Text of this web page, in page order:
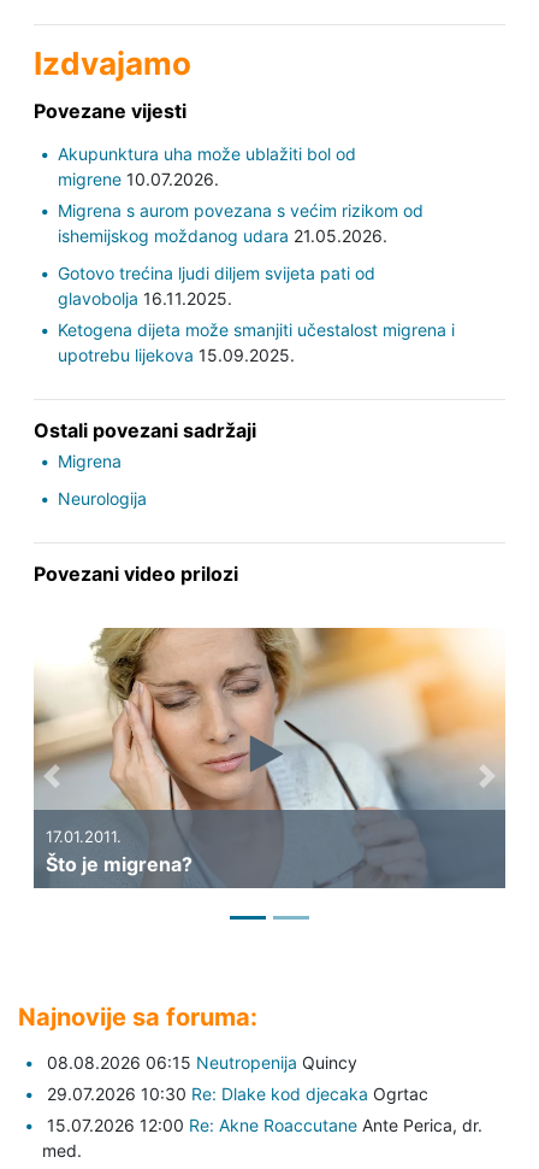
Izdvajamo
Povezane vijesti
Akupunktura uha može ublažiti bol od
migrene10.07.2026.
Migrena s aurom povezana s većim rizikom od
ishemijskog moždanog udara 21.05.2026.
Gotovo trećina ljudi diljem svijeta pati od
glavobolja 16.11.2025.
Ketogena dijeta može smanjiti učestalost migrena i
upotrebu lijekova 15.09.2025.
Ostali povezani sadržaji
Migrena
Neurologija
Povezani video prilozi
17.01.2011.
Što je migrena?
Previous Next
Najnovije sa foruma:
08.08.2026 06:15 Neutropenija Quincy
29.07.2026 10:30 Re: Dlake kod djecaka Ogrtac
15.07.2026 12:00 Re: Akne Roaccutane Ante Perica, dr.
med.